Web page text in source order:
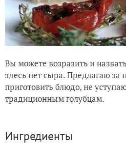
Вы можете возразить и
здесь нет сыра. Предлагаю за
приготовить блюдо, не
традиционным голубцам.
Ингредиенты